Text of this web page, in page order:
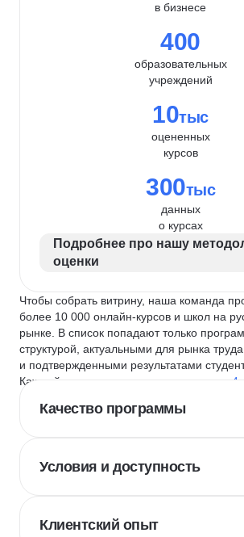
в бизнесе
400
образовательных
учреждений
10тыс
оцененных
курсов
300тыс
данных
о курсах
Подробнее про нашу
оценки
Чтобы собрать витрину, наша команда
более 10 000 онлайн-курсов и школ на
рынке. В список попадают только
структурой, актуальными для рынка
и подтвержденными результатами
Каждый курс и школу мы оцениваем по
4
Качество программы
Условия и доступность
Клиентский опыт